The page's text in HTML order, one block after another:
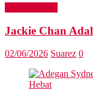
Jackie Chan
02/06/2026 Suarez 0